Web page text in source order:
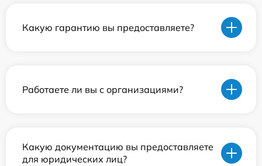
Какую гарантию вы предоставляете?
Работаете ли вы с организациями?
Какую документацию вы предоставляете
для юридических лиц?